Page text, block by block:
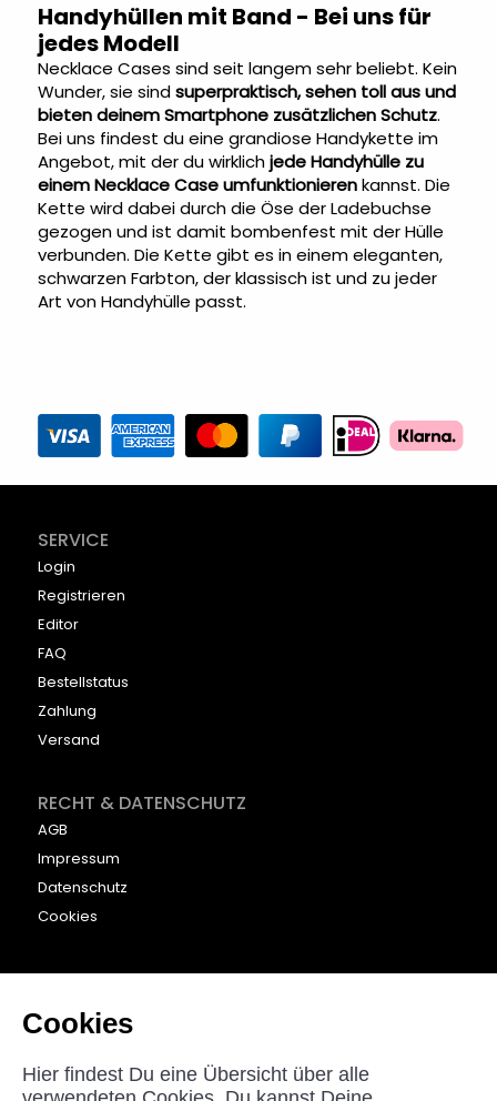
Handyhüllen mit Band - Bei uns für
jedes Modell
Necklace Cases sind seit langem sehr beliebt. Kein
Wunder, sie sindsuperpraktisch, sehen toll aus und
bieten deinem Smartphone zusätzlichen Schutz.
Bei uns findest du eine grandiose Handykette im
Angebot, mit der du wirklichjede Handyhülle zu
einem Necklace Case umfunktionierenkannst. Die
Kette wird dabei durch die Öse der Ladebuchse
gezogen und ist damit bombenfest mit der Hülle
verbunden. Die Kette gibt es in einem eleganten,
schwarzen Farbton, der klassisch ist und zu jeder
Art von Handyhülle passt.
SERVICE
Login
Registrieren
Editor
FAQ
Bestellstatus
Zahlung
Versand
RECHT & DATENSCHUTZ
AGB
Impressum
Datenschutz
Cookies
KONTAKT
beyounic GmbH
Nordstraße 27
33181 Bad Wünnenberg
Germany
Cookies
Hier findest Du eine Übersicht über alle